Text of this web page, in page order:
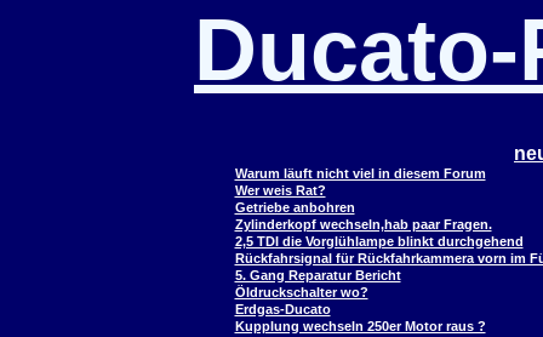
Warum läuft nicht viel in diesem Forum
Wer weis Rat?
Getriebe anbohren
Zylinderkopf wechseln,hab paar Fragen.
2,5 TDI die Vorglühlampe blinkt durchgehend
Rückfahrsignal für Rückfahrkammera vorn im
5. Gang Reparatur Bericht
Öldruckschalter wo?
Erdgas-Ducato
Kupplung wechseln 250er Motor raus ?